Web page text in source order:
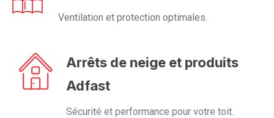
Ventilation et protection optimales.
Arrêts de neige et produits
Adfast
Sécurité et performance pour votre toit.